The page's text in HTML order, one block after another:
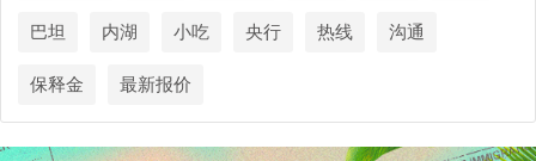
巴坦 内湖 小吃 央行 热线 沟通
保释金 最新报价